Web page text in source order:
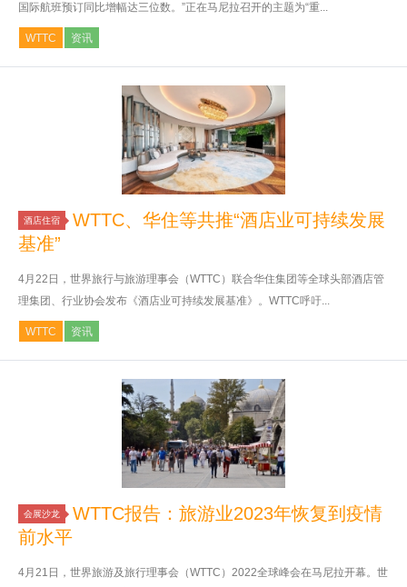
国际航班预订同比增幅达三位数。”正在马尼拉召开的主题为“重...
WTTC 资讯
酒店住宿
WTTC、华住等共推“酒店业可持续发展
基准”
4月22日，世界旅行与旅游理事会（WTTC）联合华住集团等全球头部酒店管
理集团、行业协会发布《酒店业可持续发展基准》。WTTC呼吁...
WTTC 资讯
会展沙龙
WTTC报告：旅游业2023年恢复到疫情
前水平
4月21日，世界旅游及旅行理事会（WTTC）2022全球峰会在马尼拉开幕。世